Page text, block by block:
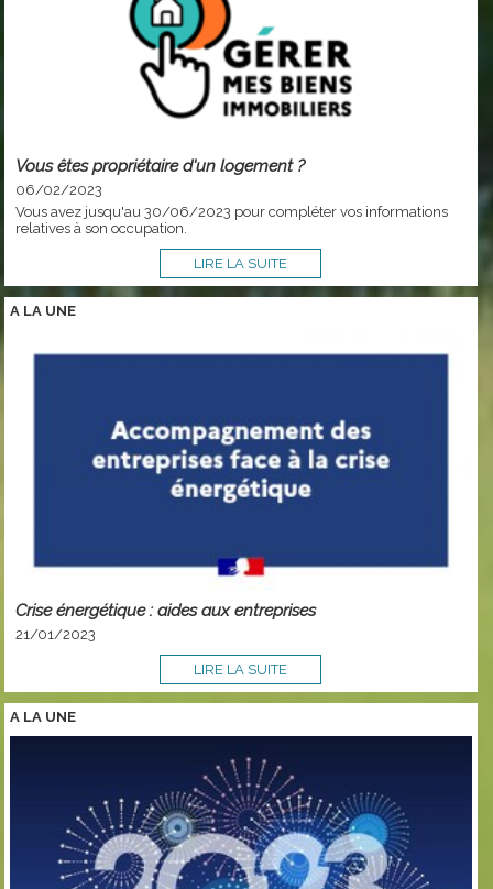
Vous êtes propriétaire d'un logement ?
06/02/2023
Vous avez jusqu'au 30/06/2023 pour compléter vos informations
relatives à son occupation.
LIRE LA SUITE
A LA UNE
Crise énergétique : aides aux entreprises
21/01/2023
LIRE LA SUITE
A LA UNE